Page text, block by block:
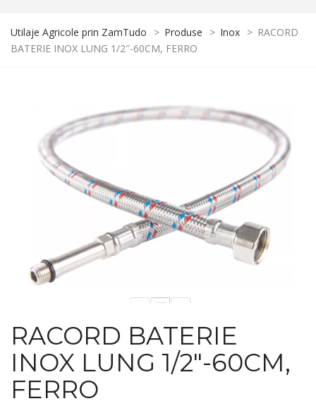
Utilaje Agricole prin ZamTudo > Produse > Inox > RACORD
BATERIE INOX LUNG 1/2″-60CM, FERRO
RACORD BATERIE
INOX LUNG 1/2″-60CM,
FERRO